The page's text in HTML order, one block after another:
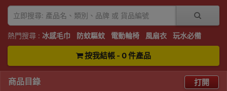
熱門搜尋 : 冰感毛巾 防蚊驅蚊 電動輪椅 風扇衣 玩水必備
按我結帳 - 0 件產品
商品目錄 打開